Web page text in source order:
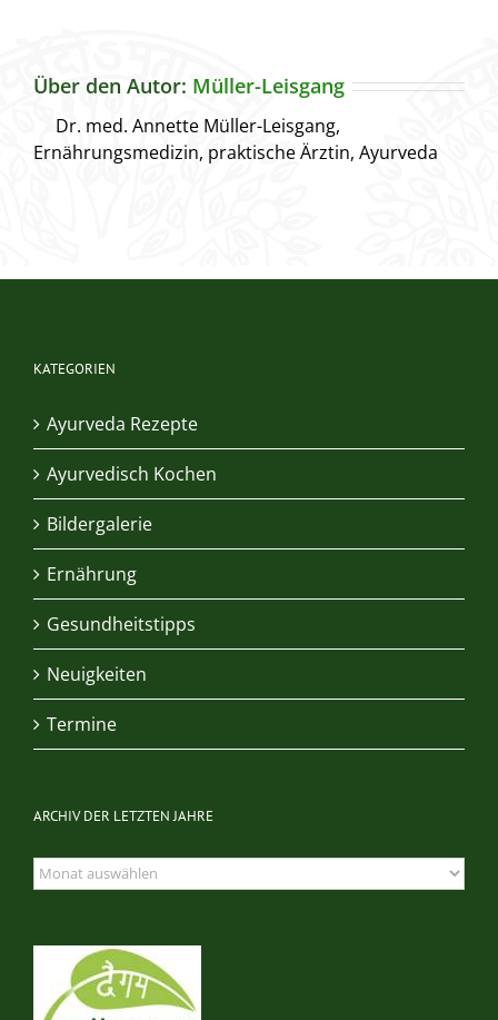
Über den Autor: Müller-Leisgang
Dr. med. Annette Müller-Leisgang,
Ernährungsmedizin, praktische Ärztin, Ayurveda
KATEGORIEN
Ayurveda Rezepte
Ayurvedisch Kochen
Bildergalerie
Ernährung
Gesundheitstipps
Neuigkeiten
Termine
ARCHIV DER LETZTEN JAHRE
Archiv
der
Jahre